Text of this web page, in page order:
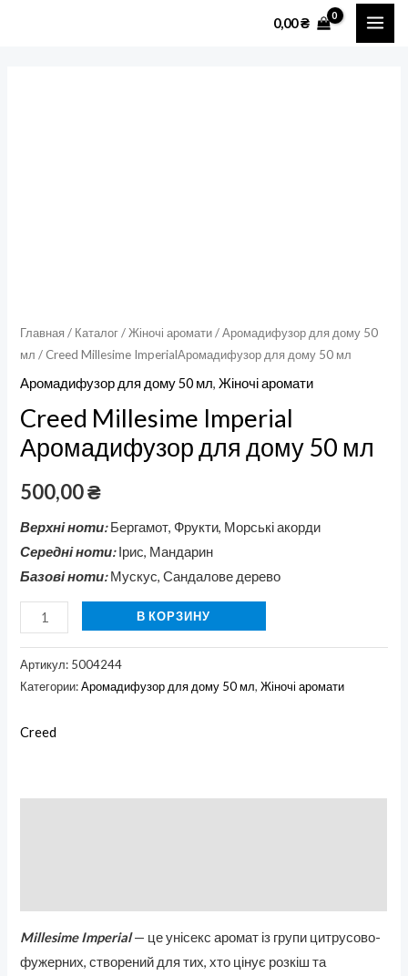
0,00₴
Главная / Каталог/Жіночі аромати/Аромадифузор для дому 50
мл / Creed Millesime ImperialАромадифузор для дому 50 мл
Аромадифузор для дому 50 мл,Жіночі аромати
Creed Millesime Imperial
Аромадифузор для дому 50 мл
500,00₴
Верхні ноти:Бергамот, Фрукти, Морські акорди
Середні ноти:Ірис, Мандарин
Базові ноти:Мускус, Сандалове дерево
В КОРЗИНУ
Артикул: 5004244
Категории:Аромадифузор для дому 50 мл,Жіночі аромати
Creed
Millesime Imperial— це унісекс аромат із групи цитрусово-
фужерних, створений для тих, хто цінує розкіш та